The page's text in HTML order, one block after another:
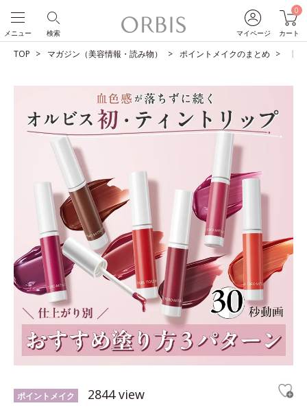
マイページ
0
カート
検索
メニュー
TOP マガジン（美容情報・読み物） ポイントメイクのまとめ 【
ポイントメイク 2844 view